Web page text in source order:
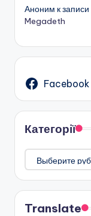
Аноним к записи
Megadeth
Facebook
Категорії
Категорії
Translate